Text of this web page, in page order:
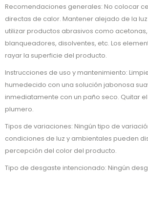
Recomendaciones generales: No colocar
directas de calor. Mantener alejado de la
utilizar productos abrasivos como
blanqueadores, disolventes, etc. Los
rayar la superficie del producto.
Instrucciones de uso y mantenimiento:
humedecido con una solución jabonosa
inmediatamente con un paño seco. Quitar
plumero.
Tipos de variaciones: Ningún tipo de
condiciones de luz y ambientales pueden
percepción del color del producto.
Tipo de desgaste intencionado: Ningún